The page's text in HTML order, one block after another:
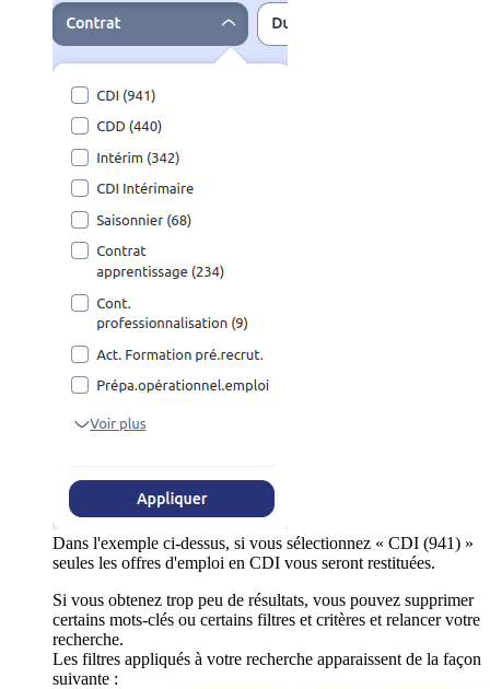
Dans l'exemple ci-dessus, si vous sélectionnez « CDI (941) »
seules les offres d'emploi en CDI vous seront restituées.
Si vous obtenez trop peu de résultats, vous pouvez supprimer
certains mots-clés ou certains filtres et critères et relancer votre
recherche.
Les filtres appliqués à votre recherche apparaissent de la façon
suivante :